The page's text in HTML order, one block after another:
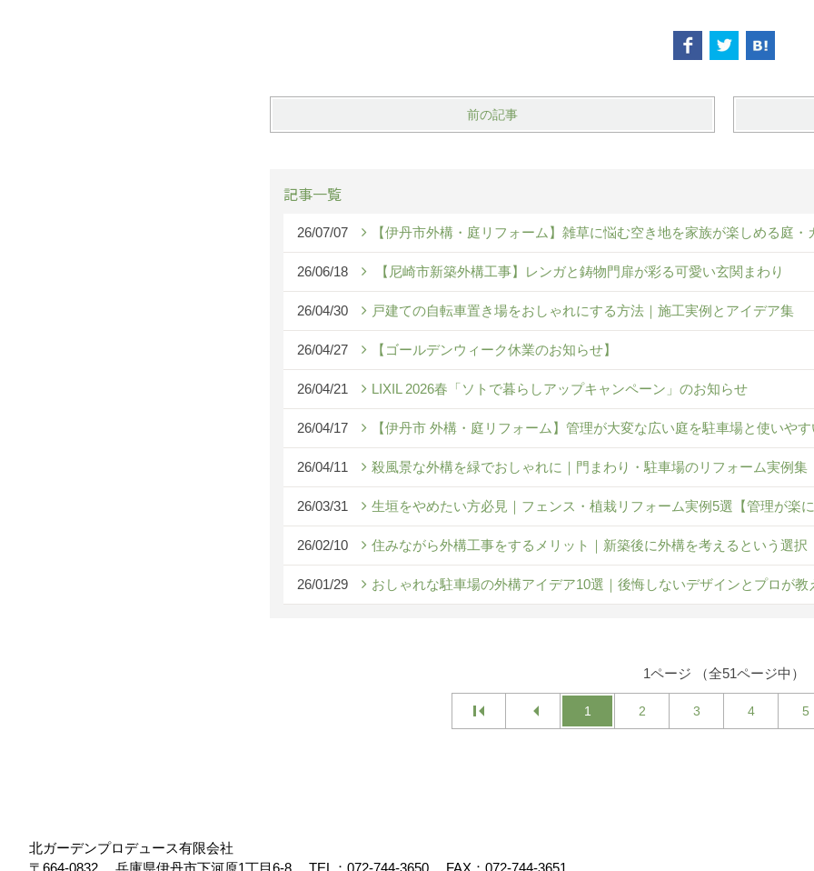
前の記事
記事一覧
26/07/07 【伊丹市外構・庭リフォーム】雑草に悩む空き地を家族が楽しめる庭・
26/06/18 【尼崎市新築外構工事】レンガと鋳物門扉が彩る可愛い玄関まわり
26/04/30 戸建ての自転車置き場をおしゃれにする方法｜施工実例とアイデア集
26/04/27 【ゴールデンウィーク休業のお知らせ】
26/04/21 LIXIL 2026春「ソトで暮らしアップキャンペーン」のお知らせ
26/04/17 【伊丹市 外構・庭リフォーム】管理が大変な広い庭を駐車場と使いや
26/04/11 殺風景な外構を緑でおしゃれに｜門まわり・駐車場のリフォーム実例集
26/03/31 生垣をやめたい方必見｜フェンス・植栽リフォーム実例5選【管理が楽
26/02/10 住みながら外構工事をするメリット｜新築後に外構を考えるという選択
26/01/29 おしゃれな駐車場の外構アイデア10選｜後悔しないデザインとプロが教
1ページ （全51ページ中）
1 2 3 4 5
北ガーデンプロデュース有限会社
〒664-0832
兵庫県伊丹市下河原1丁目6-8 TEL： 072-744-3650 FAX：072-744-3651